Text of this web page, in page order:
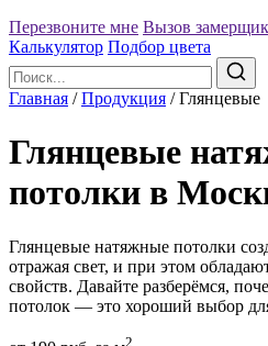
Перезвоните мне Вызов
Калькулятор Подбор цвета
Главная /Продукция /Глянцевые
Глянцевые
потолки в
Глянцевые натяжные потолки
отражая свет, и при этом
свойств. Давайте разберёмся,
потолок — это хороший выбор
2